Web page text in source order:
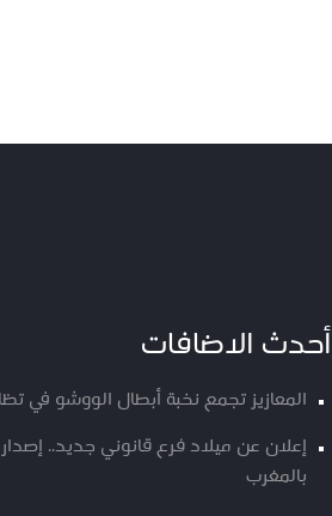
أحدث الاضافات
المعازيز تجمع نخبة أبطال الووشو في
إعلان عن ميلاد فرع قانوني جديد..
بالمغرب